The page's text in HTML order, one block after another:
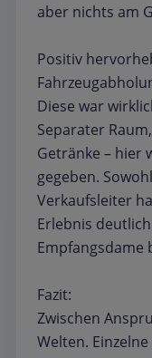
aber nichts am
Positiv
Diese war
Separater
Getränke – hier
gegeben.
Verkaufsleiter
Erlebnis
Empfangsdame
Fazit:
Zwischen
Welten.